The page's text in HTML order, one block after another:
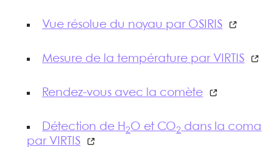
Vue résolue du noyau par OSIRIS
Mesure de la température par VIRTIS
Rendez-vous avec la comète
Détection de H 2O et CO2 dans la coma
par VIRTIS